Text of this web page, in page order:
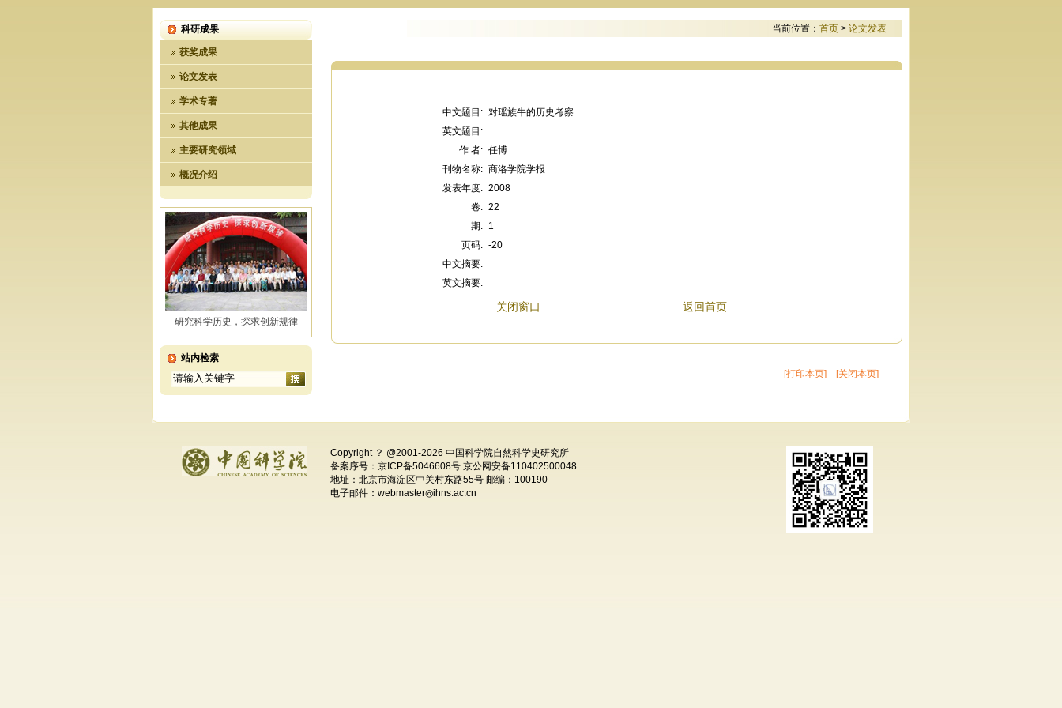
科研成果
获奖成果
论文发表
学术专著
其他成果
主要研究领域
概况介绍
研究科学历史，探求创新规律
站内检索
当前位置： 首页 > 论文发表
中文题目: 对瑶族牛的历史考察
英文题目:
作 者: 任博
刊物名称: 商洛学院学报
发表年度: 2008
卷: 22
期:
1
页码: -20
中文摘要:
英文摘要:
关闭窗口 返回首页
[打印本页] [关闭本页]
Copyright ？ @2001-2026 中国科学院自然科学史研究所
备案序号：京ICP备5046608号 京公网安备110402500048
地址：北京市海淀区中关村东路55号 邮编：100190
电子邮件：webmaster◎ihns.ac.cn